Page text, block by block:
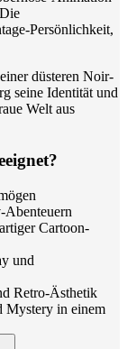
Persönlichkeit,
düsteren Noir-
seine Identität und
Welt aus
Abenteuern
Cartoon-
und
Retro-Ästhetik
Mystery in einem